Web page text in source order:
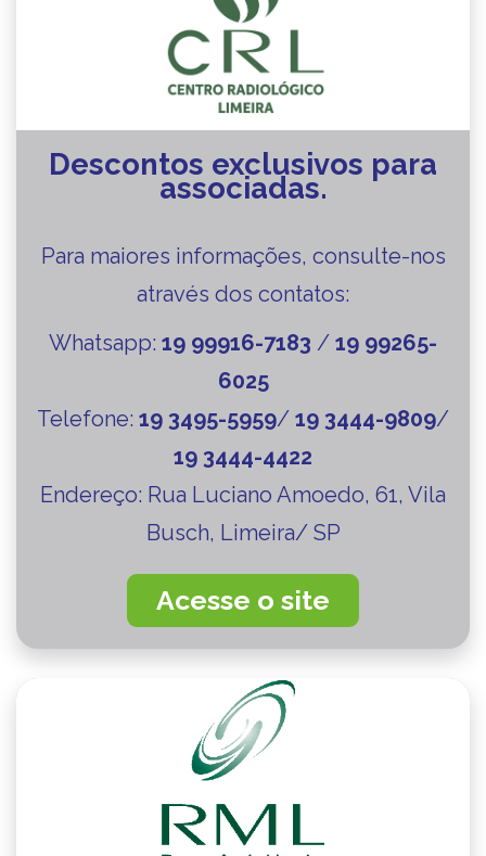
Descontos exclusivos para
associadas.
Para maiores informações, consulte-nos
através dos contatos:
Whatsapp: 19 99916-7183 / 19 99265-
6025
Telefone: 19 3495-5959/ 19 3444-9809/
19 3444-4422
Endereço: Rua Luciano Amoedo, 61, Vila
Busch, Limeira/ SP
Acesse o site